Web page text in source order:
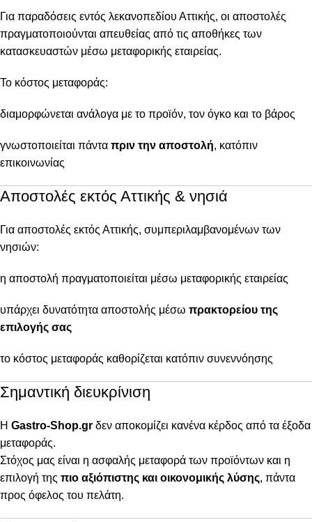
Για παραδόσεις εντός λεκανοπεδίου Αττικής, οι αποστολές
πραγματοποιούνται απευθείας από τις αποθήκες των
κατασκευαστών μέσω μεταφορικής εταιρείας.
Το κόστος μεταφοράς:
διαμορφώνεται ανάλογα με το προϊόν, τον όγκο και το βάρος
γνωστοποιείται πάντα πριν την αποστολή, κατόπιν
επικοινωνίας
Αποστολές εκτός Αττικής & νησιά
Για αποστολές εκτός Αττικής, συμπεριλαμβανομένων των
νησιών:
η αποστολή πραγματοποιείται μέσω μεταφορικής εταιρείας
υπάρχει δυνατότητα αποστολής μέσω πρακτορείου της
επιλογής σας
το κόστος μεταφοράς καθορίζεται κατόπιν συνεννόησης
Σημαντική διευκρίνιση
Η Gastro-Shop.gr δεν αποκομίζει κανένα κέρδος από τα έξοδα
μεταφοράς.
Στόχος μας είναι η ασφαλής μεταφορά των προϊόντων και η
επιλογή της πιο αξιόπιστης και οικονομικής λύσης, πάντα
προς όφελος του πελάτη.